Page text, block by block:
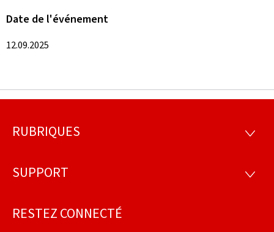
Date de l'événement
12.09.2025
Pied
page
RUBRIQUES
SUPPORT
RESTEZ CONNECTÉ